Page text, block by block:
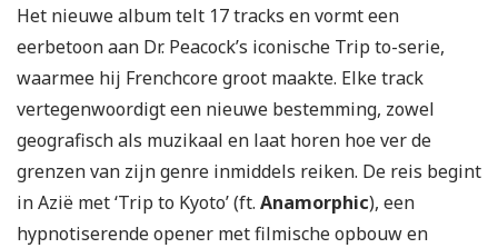
Het nieuwe album telt 17 tracks en vormt een
eerbetoon aan Dr. Peacock’s iconische Trip to-serie,
waarmee hij Frenchcore groot maakte. Elke track
vertegenwoordigt een nieuwe bestemming, zowel
geografisch als muzikaal en laat horen hoe ver de
grenzen van zijn genre inmiddels reiken. De reis begint
in Azië met ‘Trip to Kyoto’ (ft. Anamorphic), een
hypnotiserende opener met filmische opbouw en